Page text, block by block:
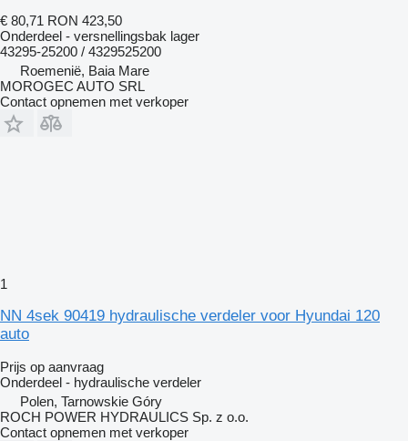
€ 80,71 RON 423,50
Onderdeel - versnellingsbak lager
43295-25200 / 4329525200
Roemenië, Baia Mare
MOROGEC AUTO SRL
Contact opnemen met verkoper
1
NN 4sek 90419 hydraulische verdeler voor Hyundai 120
auto
Prijs op aanvraag
Onderdeel - hydraulische verdeler
Polen, Tarnowskie Góry
ROCH POWER HYDRAULICS Sp. z o.o.
Contact opnemen met verkoper